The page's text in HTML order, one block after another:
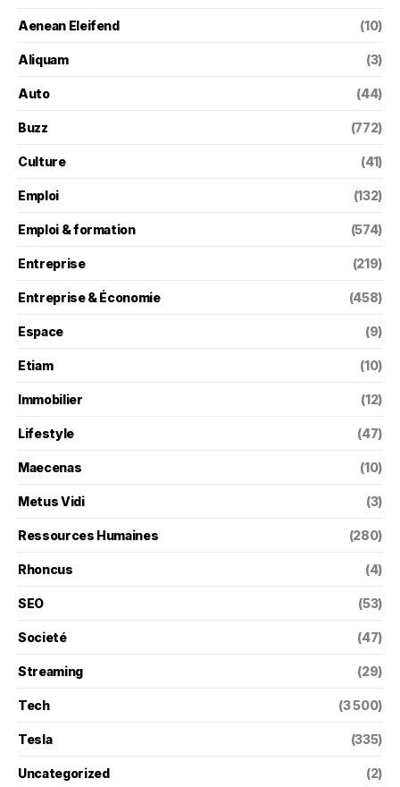
Aenean Eleifend (10)
Aliquam (3)
Auto (44)
Buzz (772)
Culture (41)
Emploi (132)
Emploi & formation (574)
Entreprise (219)
Entreprise & Économie (458)
Espace (9)
Etiam (10)
Immobilier (12)
Lifestyle (47)
Maecenas (10)
Metus Vidi (3)
Ressources Humaines (280)
Rhoncus (4)
SEO (53)
Societé (47)
Streaming (29)
Tech (3 500)
Tesla (335)
Uncategorized (2)